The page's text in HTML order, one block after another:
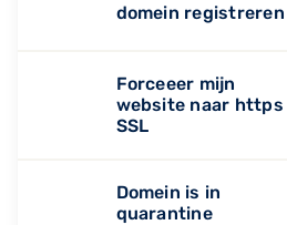
domein registreren
Forceeer mijn
website naar https
SSL
Domein is in
quarantine